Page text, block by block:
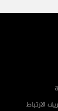
الارتباط